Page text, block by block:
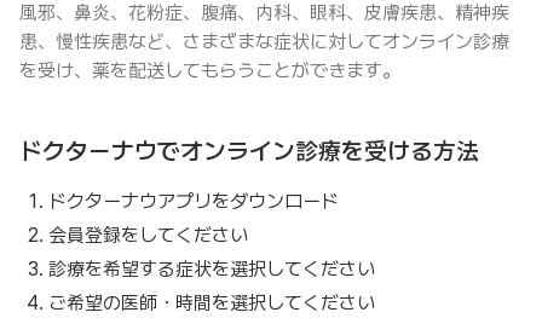
風邪、鼻炎、花粉症、腹痛、内科、眼科、皮膚疾患、精神疾
患、慢性疾患など、さまざまな症状に対してオンライン診療
を受け、薬を配送してもらうことができます。
ドクターナウでオンライン診療を受ける方法
ドクターナウアプリをダウンロード
会員登録をしてください
診療を希望する症状を選択してください
ご希望の医師・時間を選択してください